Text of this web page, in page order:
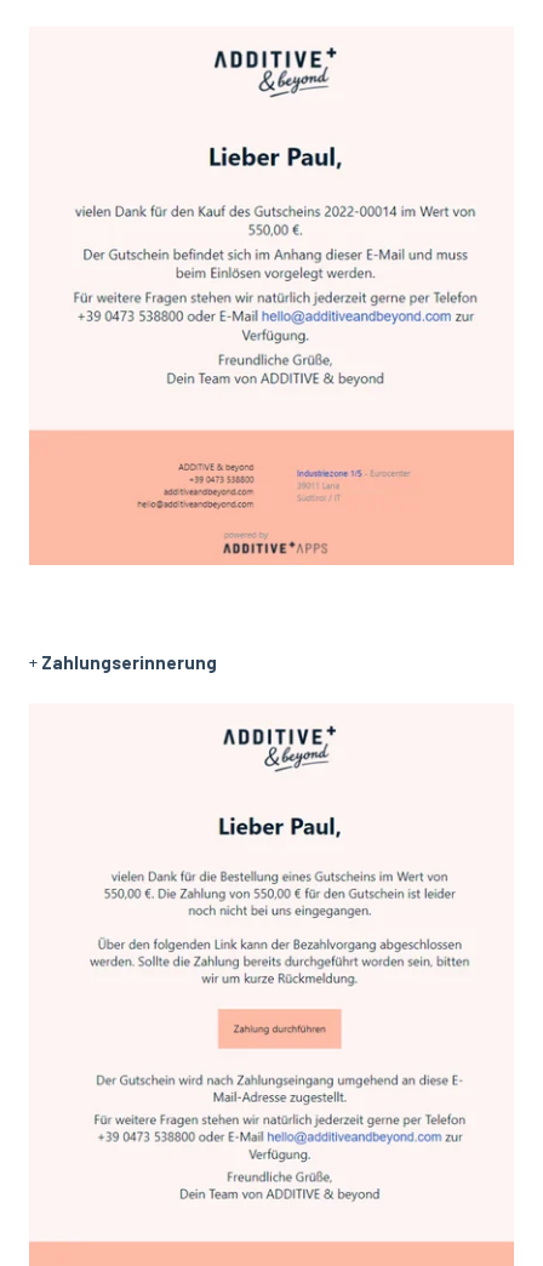
+ Zahlungserinnerung